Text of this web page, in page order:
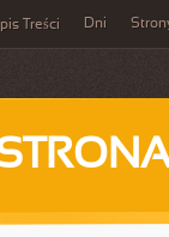
Treści Dni